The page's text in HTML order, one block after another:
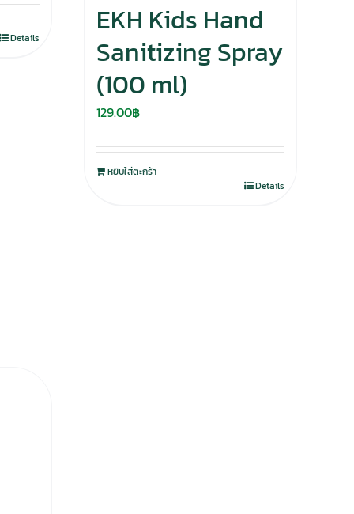
Details
EKH Kids Hand
Sanitizing Spray
(100 ml)
129.00฿
หยิบใส่ตะกร้า
Details